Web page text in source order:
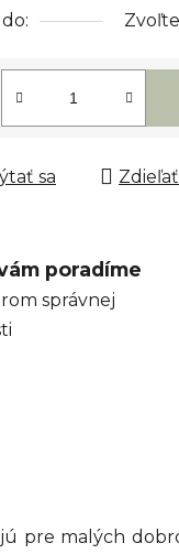
sa Zdieľať
poradíme
správnej
pre malých